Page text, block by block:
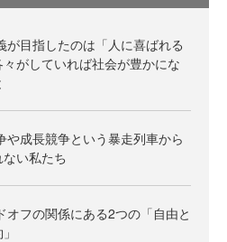
が目指したのは「人に喜ばれる
々がしていれば社会が豊かにな
や成長競争という暴走列車から
い私たち
オフの関係にある2つの「自由と